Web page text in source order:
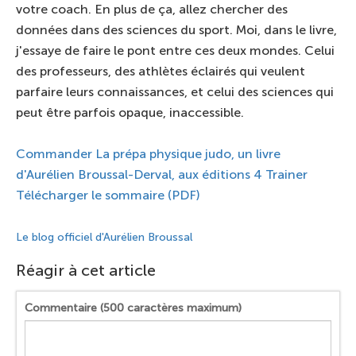
votre coach. En plus de ça, allez chercher des
données dans des sciences du sport. Moi, dans le livre,
j'essaye de faire le pont entre ces deux mondes. Celui
des professeurs, des athlètes éclairés qui veulent
parfaire leurs connaissances, et celui des sciences qui
peut être parfois opaque, inaccessible.
Commander La prépa physique judo, un livre
d'Aurélien Broussal-Derval, aux éditions 4 Trainer
Télécharger le sommaire (PDF)
Le blog officiel d'Aurélien Broussal
Réagir à cet article
Commentaire (500 caractères maximum)